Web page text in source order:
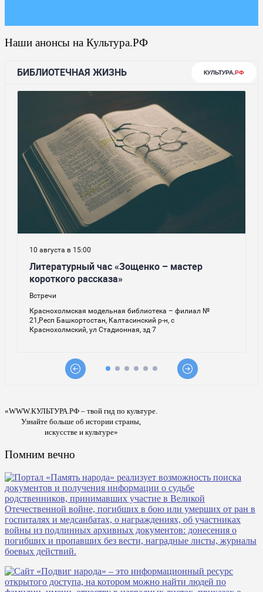
Наши анонсы на Культура.РФ
«WWW.КУЛЬТУРА.РФ – твой гид по культуре.
Узнайте больше об истории страны,
искусстве и культуре»
Помним вечно